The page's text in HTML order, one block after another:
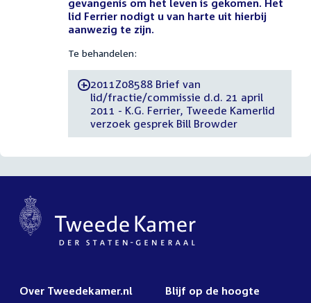
gevangenis om het leven is gekomen. Het
lid Ferrier nodigt u van harte uit hierbij
aanwezig te zijn.
Te behandelen:
-2011Z08588 Brief van
lid/fractie/commissie d.d. 21 april
2011 - K.G. Ferrier, Tweede Kamerlid
verzoek gesprek Bill Browder
Over Tweedekamer.nl Blijf op de hoogte